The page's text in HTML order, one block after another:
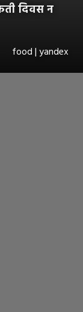
दिवस न
food | yandex